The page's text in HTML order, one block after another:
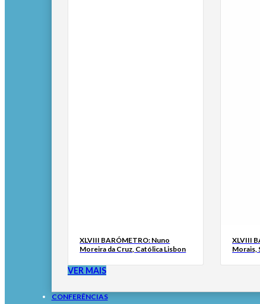
XLVIII BARÓMETRO: Nuno
Moreira da Cruz, Católica Lisbon
XLVIII
Morais,
VER MAIS
CONFERÊNCIAS